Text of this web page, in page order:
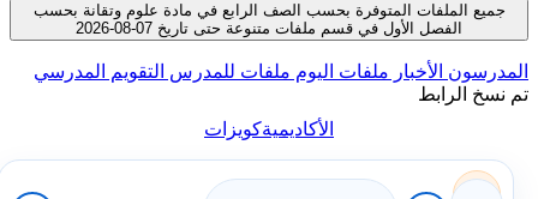
جميع الملفات المتوفرة بحسب الصف الرابع في مادة علوم وتقانة بحسب
الفصل الأول في قسم ملفات متنوعة حتى تاريخ 07-08-2026
المدرسون الأخبار ملفات اليوم ملفات للمدرس التقويم المدرسي
تم نسخ الرابط
الأكاديميةكويزات